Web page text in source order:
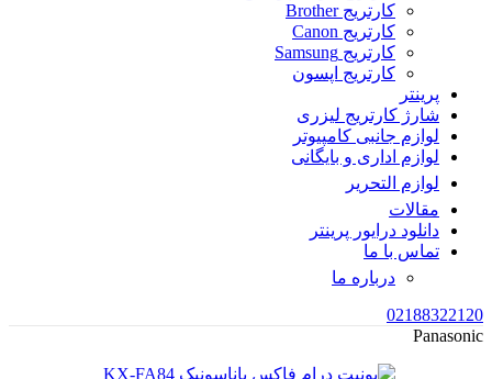
کارتریج Brother
کارتریج Canon
کارتریج Samsung
کارتریج اپسون
پرینتر
شارژ کارتریج لیزری
لوازم جانبی کامپیوتر
لوازم اداری و بایگانی
لوازم التحریر
مقالات
دانلود درایور پرینتر
تماس با ما
درباره ما
02188322120
Panasonic